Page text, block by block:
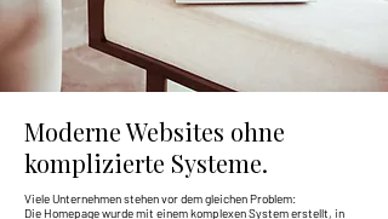
Moderne Websites ohne
komplizierte Systeme.
Viele Unternehmen stehen vor dem gleichen Problem:
Die Homepage wurde mit einem komplexen System erstellt, in